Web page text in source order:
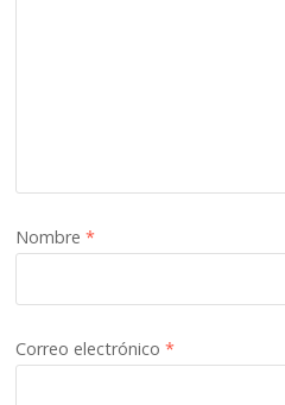
Nombre*
Correo electrónico*